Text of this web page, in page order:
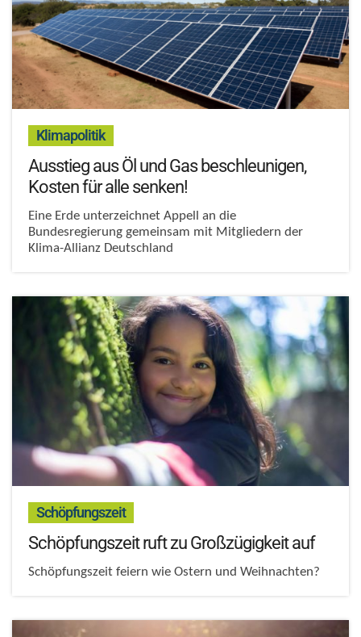
Klimapolitik:
Ausstieg aus Öl und Gas beschleunigen,
Kosten für alle senken!
Eine Erde unterzeichnet Appell an die
Bundesregierung gemeinsam mit Mitgliedern der
Klima-Allianz Deutschland
Schöpfungszeit:
Schöpfungszeit ruft zu Großzügigkeit auf
Schöpfungszeit feiern wie Ostern und Weihnachten?